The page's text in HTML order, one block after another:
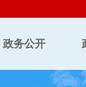
政务公开